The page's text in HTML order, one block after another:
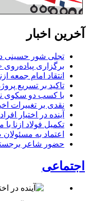
آخرین اخبار
تجلی شور حسینی
برگزاری پیاده‌روی
انتقاد امام جمعه
تاکید بر تسریع
با کسب دو سکوی
نقدی بر تغییرات
آینده در اختیار
تکمیل فولاد ازنا
اعتماد به
حضور شاعر
اجتماعی